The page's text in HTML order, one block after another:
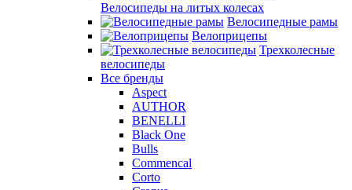
Велосипеды на литых колесах
Велосипедные рамы
Велоприцепы
Трехколесные
велосипеды
Все бренды
Aspect
AUTHOR
BENELLI
Black One
Bulls
Commencal
Corto